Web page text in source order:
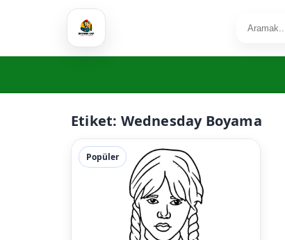
Etiket: Wednesday Boyama
Popüler